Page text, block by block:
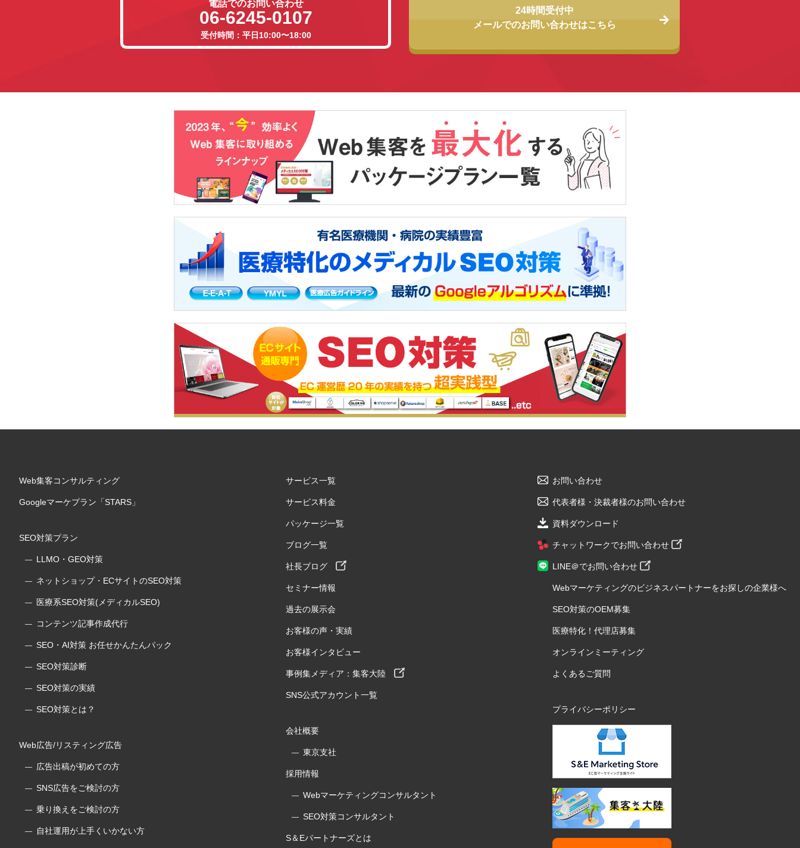
電話でのお問い合わせ
06-6245-0107
受付時間：平日10:00〜18:00
24時間受付中
メールでのお問い合わせはこちら
Web集客コンサルティング
Googleマーケプラン「STARS」
SEO対策プラン
LLMO・GEO対策
ネットショップ・ECサイトのSEO対策
医療系SEO対策(メディカルSEO)
コンテンツ記事作成代行
SEO・AI対策 お任せかんたんパック
SEO対策診断
SEO対策の実績
SEO対策とは？
Web広告/リスティング広告
広告出稿が初めての方
SNS広告をご検討の方
乗り換えをご検討の方
自社運用が上手くいかない方
サービス一覧
サービス料金
パッケージ一覧
ブログ一覧
社長ブログ
セミナー情報
過去の展示会
お客様の声・実績
お客様インタビュー
事例集メディア：集客大陸
SNS公式アカウント一覧
会社概要
東京支社
採用情報
Webマーケティングコンサルタント
SEO対策コンサルタント
S＆Eパートナーズとは
お問い合わせ
代表者様・決裁者様のお問い合わせ
資料ダウンロード
チャットワークでお問い合わせ
LINE＠でお問い合わせ
Webマーケティングのビジネスパートナーをお探しの企業様へ
SEO対策のOEM募集
医療特化！代理店募集
オンラインミーティング
よくあるご質問
プライバシーポリシー